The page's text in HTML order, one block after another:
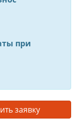
при
заявку